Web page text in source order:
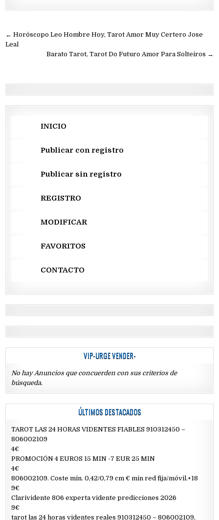
Navegación
de
← Horóscopo Leo Hombre Hoy, Tarot Amor Muy Certero Jose
Leal
Barato Tarot, Tarot Do Futuro Amor Para Solteiros →
INICIO
Publicar con registro
Publicar sin registro
REGISTRO
MODIFICAR
FAVORITOS
CONTACTO
VIP-URGE VENDER-
No hay Anuncios que concuerden con sus criterios de
búsqueda.
ÚLTIMOS DESTACADOS
TAROT LAS 24 HORAS VIDENTES FIABLES 910312450 –
806002109
4€
PROMOCIÓN 4 EUROS 15 MIN -7 EUR 25 MIN
4€
806002109. Coste min. 0,42/0,79 cm € min red fija/móvil.+18
9€
Clarividente 806 experta vidente predicciones 2026
9€
tarot las 24 horas videntes reales 910312450 – 806002109,